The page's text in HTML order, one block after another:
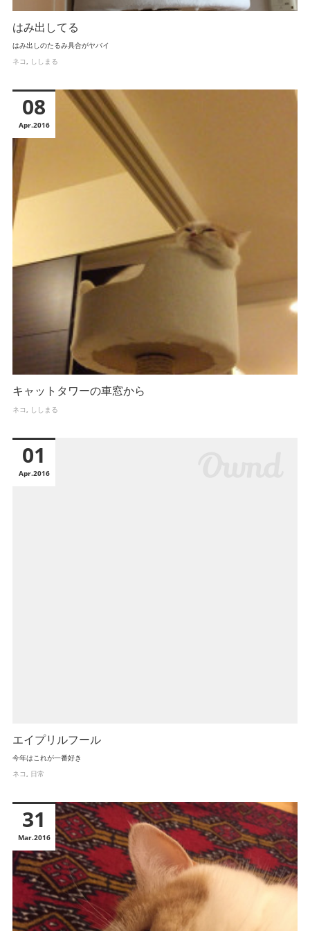
はみ出してる
はみ出しのたるみ具合がヤバイ
ネコ ししまる
キャットタワーの車窓から
08
Apr 2016
ネコ ししまる
エイプリルフール
今年はこれが一番好き
01
Apr 2016
ネコ 日常
31
Mar 2016